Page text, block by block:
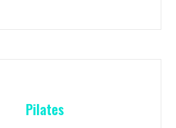
Pilates